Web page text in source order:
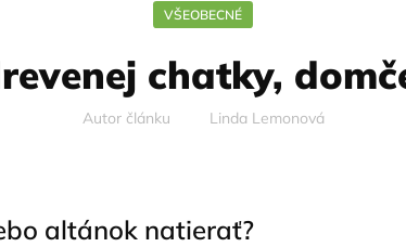
VŠEOBECNÉ
chatky,
Autor článku Linda Lemonová
altánok natierať?